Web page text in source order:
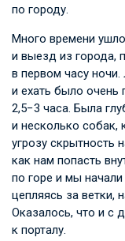
по городу.
Много времени ушло
и выезд из города,
в первом часу
и ехать было очень
2,5−3 часа. Была
и несколько собак,
угрозу скрытность
как нам попасть
по горе и мы
цепляясь за ветки,
Оказалось, что и с
к порталу.